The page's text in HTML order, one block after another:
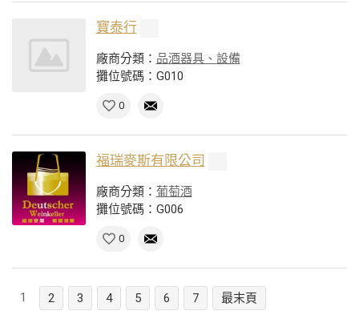
寶泰行
廠商分類： 品酒器具、設備
攤位號碼：G010
0
福瑞麥斯有限公司
廠商分類： 葡萄酒
攤位號碼：G006
0
1 2 3 4 5 6 7 最末頁